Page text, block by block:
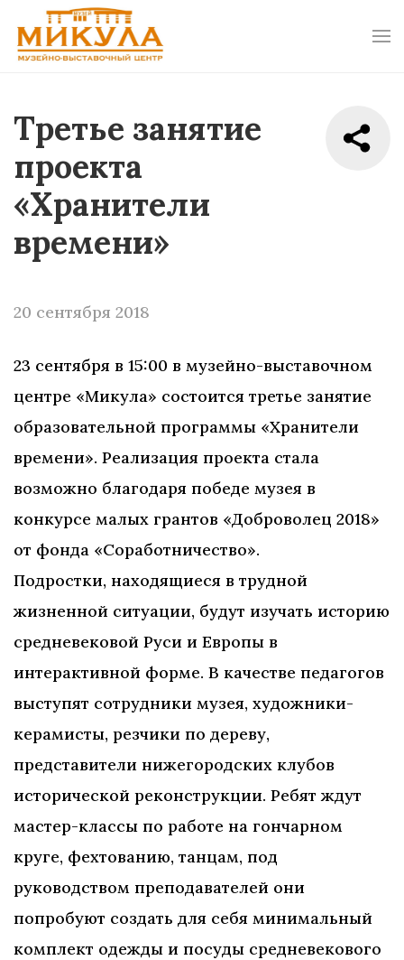
Третье занятие
проекта
«Хранители
времени»
20 сентября 2018
23 сентября в 15:00 в музейно-выставочном
центре «Микула» состоится третье занятие
образовательной программы «Хранители
времени». Реализация проекта стала
возможно благодаря победе музея в
конкурсе малых грантов «Доброволец 2018»
от фонда «Соработничество».
Подростки, находящиеся в трудной
жизненной ситуации, будут изучать историю
средневековой Руси и Европы в
интерактивной форме. В качестве педагогов
выступят сотрудники музея, художники-
керамисты, резчики по дереву,
представители нижегородских клубов
исторической реконструкции. Ребят ждут
мастер-классы по работе на гончарном
круге, фехтованию, танцам, под
руководством преподавателей они
попробуют создать для себя минимальный
комплект одежды и посуды средневекового